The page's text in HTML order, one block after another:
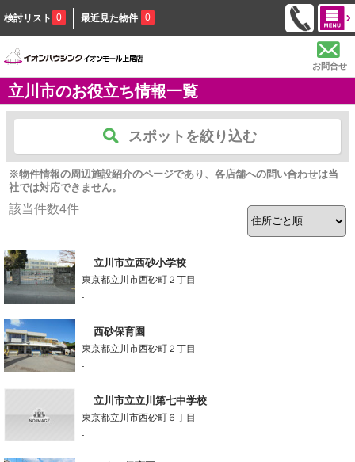
検討リスト 0 最近見た物件 0
お問合せ
立川市のお役立ち情報一覧
スポットを絞り込む
※物件情報の周辺施設紹介のページであり、各店舗への問い合わせは当
社では対応できません。
該当件数4件
立川市立西砂小学校
東京都立川市西砂町２丁目
-
西砂保育園
東京都立川市西砂町２丁目
-
立川市立立川第七中学校
東京都立川市西砂町６丁目
-